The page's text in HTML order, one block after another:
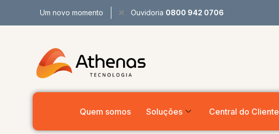
Um novo momento Ouvidoria 0800 942 0706
Quem somos Soluções Central do Cliente